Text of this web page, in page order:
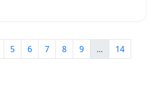
5 6 7 8 9 ...
14